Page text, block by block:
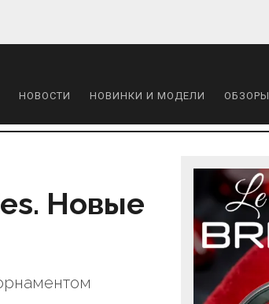
НОВОСТИ НОВИНКИ И МОДЕЛИ ОБЗОРЫ
Новые